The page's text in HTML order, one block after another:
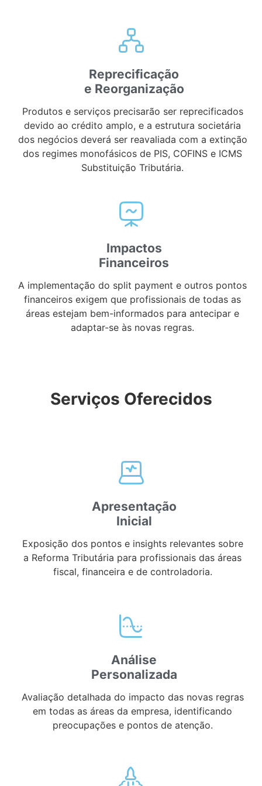
Reprecificação
e Reorganização
Produtos e serviços precisarão ser reprecificados
devido ao crédito amplo, e a estrutura societária
dos negócios deverá ser reavaliada com a extinção
dos regimes monofásicos de PIS, COFINS e ICMS
Substituição Tributária.
Impactos
Financeiros
A implementação do split payment e outros pontos
financeiros exigem que profissionais de todas as
áreas estejam bem-informados para antecipar e
adaptar-se às novas regras.
Serviços Oferecidos
Apresentação
Inicial
Exposição dos pontos e insights relevantes sobre
a Reforma Tributária para profissionais das áreas
fiscal, financeira e de controladoria.
Análise
Personalizada
Avaliação detalhada do impacto das novas regras
em todas as áreas da empresa, identificando
preocupações e pontos de atenção.